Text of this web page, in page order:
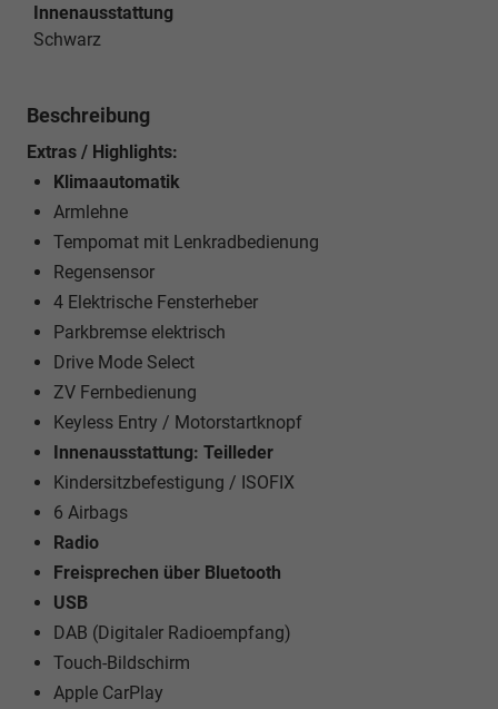
Innenausstattung
Schwarz
Beschreibung
Extras / Highlights:
Klimaautomatik
Armlehne
Tempomat mit Lenkradbedienung
Regensensor
4 Elektrische Fensterheber
Parkbremse elektrisch
Drive Mode Select
ZV Fernbedienung
Keyless Entry / Motorstartknopf
Innenausstattung: Teilleder
Kindersitzbefestigung / ISOFIX
6 Airbags
Radio
Freisprechen über Bluetooth
USB
DAB (Digitaler Radioempfang)
Touch-Bildschirm
Apple CarPlay